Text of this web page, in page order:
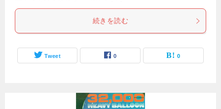
続きを読む
Tweet 0 0